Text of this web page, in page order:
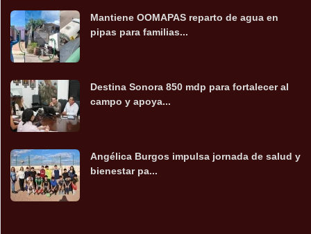
Mantiene OOMAPAS reparto de agua en
pipas para familias...
Destina Sonora 850 mdp para fortalecer al
campo y apoya...
Angélica Burgos impulsa jornada de salud y
bienestar pa...